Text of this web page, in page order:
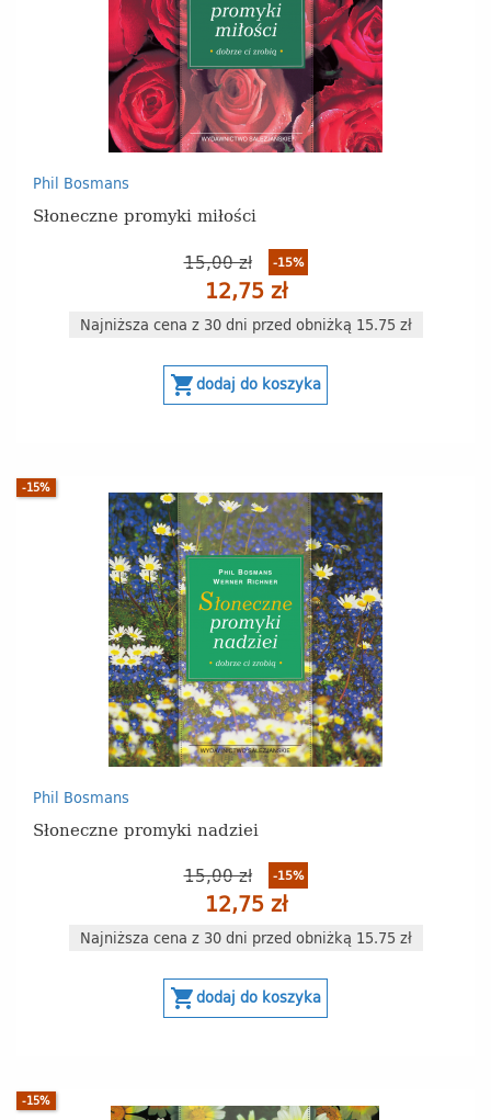
Phil Bosmans
Słoneczne promyki miłości
15,00 zł -15%
12,75 zł
Najniższa cena z 30 dni przed obniżką 15.75 zł
shopping_cartdodaj do koszyka
Phil Bosmans
Słoneczne promyki nadziei
15,00 zł -15%
12,75 zł
Najniższa cena z 30 dni przed obniżką 15.75 zł
-15%
shopping_cartdodaj do koszyka
-15%